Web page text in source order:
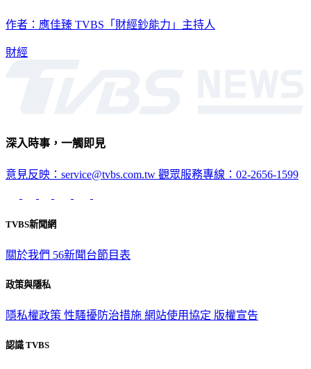
作者：應佳臻 TVBS「財經鈔能力」主持人
財經
深入時事，一觸即見
意見反映：service@tvbs.com.tw 觀眾服務專線：02-2656-1599
TVBS新聞網
關於我們 56新聞台節目表
政策與隱私
隱私權政策 性騷擾防治措施 網站使用協定 版權宣告
認識 TVBS